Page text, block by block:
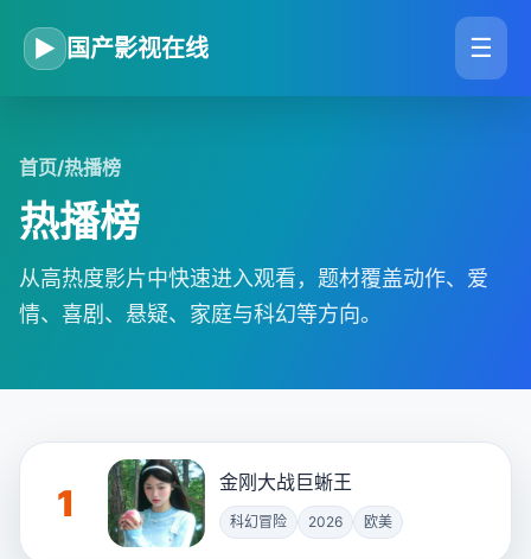
▶ 国产影视在线 ☰
首页/热播榜
热播榜
从高热度影片中快速进入观看，题材覆盖动作、爱
情、喜剧、悬疑、家庭与科幻等方向。
1 金刚大战巨蜥王
科幻冒险 2026 欧美